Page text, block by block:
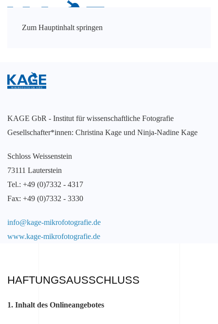
Zum Hauptinhalt springen
KAGE GbR - Institut für wissenschaftliche Fotografie
Gesellschafter*innen: Christina Kage und Ninja-Nadine Kage
Schloss Weissenstein
73111 Lauterstein
Tel.: +49 (0)7332 - 4317
Fax: +49 (0)7332 - 3330
info@kage-mikrofotografie.de
www.kage-mikrofotografie.de
HAFTUNGSAUSSCHLUSS
1. Inhalt des Onlineangebotes